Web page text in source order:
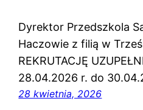
Dyrektor Przedszkola
Haczowie z filią w
REKRUTACJĘ
28.04.2026 r. do
28 kwietnia, 2026